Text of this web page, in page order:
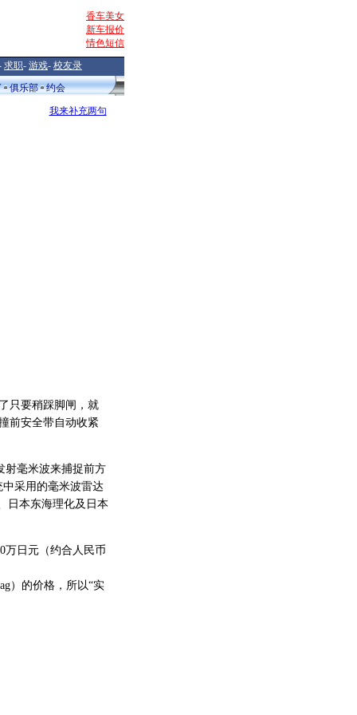
香车美女
新车报价
情色短信
求职- 游戏- 校友录
俱乐部 约会
我来补充两句
只要稍踩脚闸，就
前安全带自动收紧
毫米波来捕捉前方
中采用的毫米波雷达
日本东海理化及日本
日元（约合人民币
）的价格，所以“实